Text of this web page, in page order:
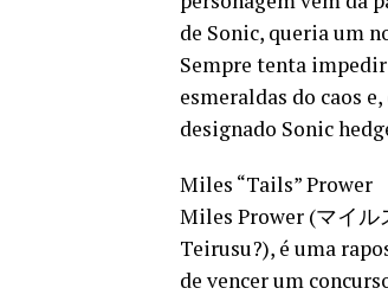
de Sonic, queria um
Sempre tenta
esmeraldas do caos
designado Sonic
Miles “Tails” Prower
Miles Prower (マイル
Teirusu?), é uma
de vencer um